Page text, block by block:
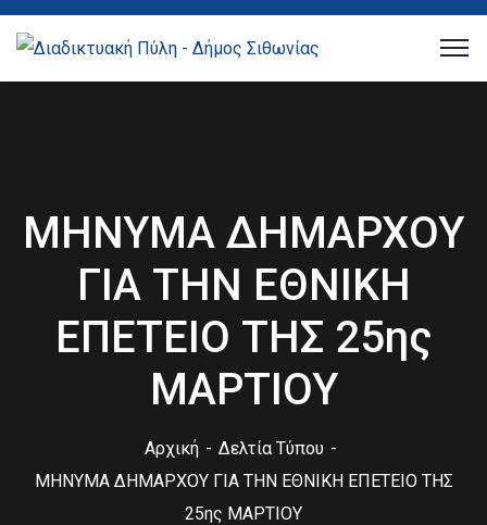
ΜΗΝΥΜΑ ΔΗΜΑΡΧΟΥ
ΓΙΑ ΤΗΝ ΕΘΝΙΚΗ
ΕΠΕΤΕΙΟ ΤΗΣ 25ης
ΜΑΡΤΙΟΥ
Αρχική
Δελτία Τύπου
ΜΗΝΥΜΑ ΔΗΜΑΡΧΟΥ ΓΙΑ ΤΗΝ ΕΘΝΙΚΗ ΕΠΕΤΕΙΟ ΤΗΣ
25ης ΜΑΡΤΙΟΥ